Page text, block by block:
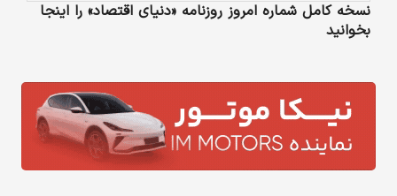
نسخه کامل شماره امروز روزنامه «دنیای‌ اقتصاد» را اینجا
بخوانید